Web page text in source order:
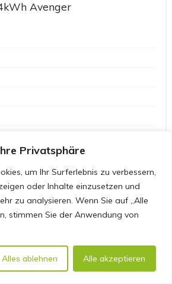
Privatsphäre
um Ihr Surferlebnis zu verbessern,
oder Inhalte einzusetzen und
zu analysieren. Wenn Sie auf „Alle
stimmen Sie der Anwendung von
Alles ablehnen Alle akzeptieren